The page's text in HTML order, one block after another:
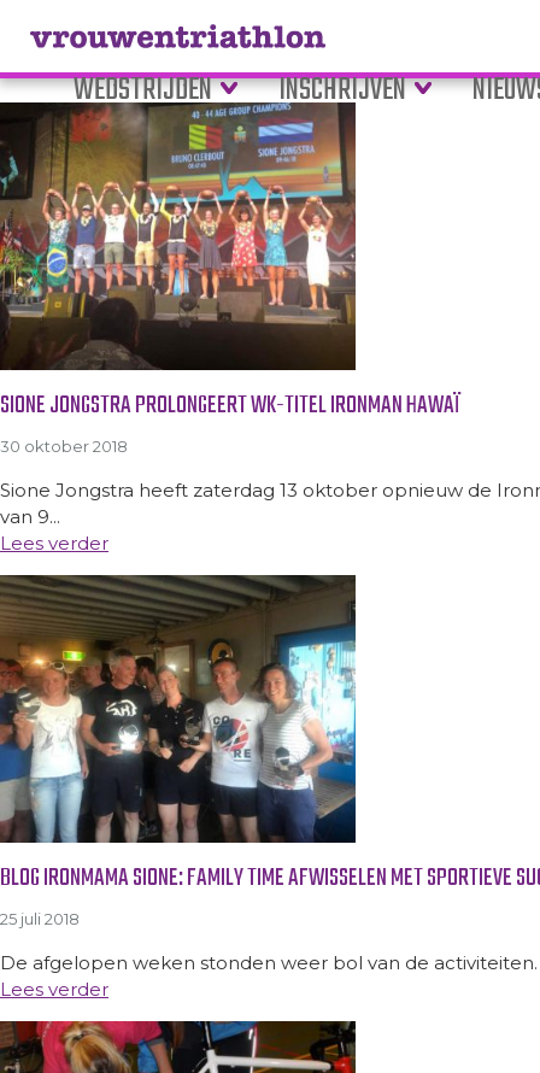
WEDSTRIJDEN INSCHRIJVEN
Tag Archive: hawaïi
SIONE JONGSTRA PROLONGEERT WK-TITEL IRONMAN HAWAÏ
30 oktober 2018
Sione Jongstra heeft zaterdag 13 oktober opnieuw de
van 9...
Lees verder
BLOG IRONMAMA SIONE: FAMILY TIME AFWISSELEN MET SPORTIEVE
25 juli 2018
De afgelopen weken stonden weer bol van de
Lees verder